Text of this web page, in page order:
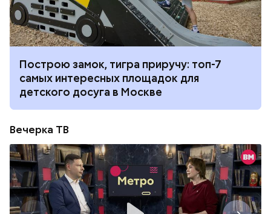
Построю замок, тигра приручу: топ-7
самых интересных площадок для
детского досуга в Москве
Вечерка ТВ